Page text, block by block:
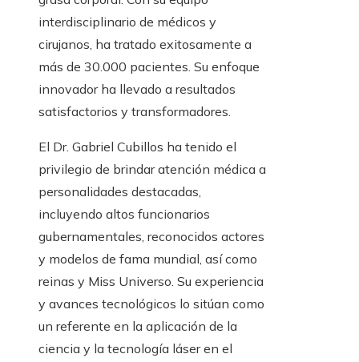
interdisciplinario de médicos y
cirujanos, ha tratado exitosamente a
más de 30.000 pacientes. Su enfoque
innovador ha llevado a resultados
satisfactorios y transformadores.
El Dr. Gabriel Cubillos ha tenido el
privilegio de brindar atención médica a
personalidades destacadas,
incluyendo altos funcionarios
gubernamentales, reconocidos actores
y modelos de fama mundial, así como
reinas y Miss Universo. Su experiencia
y avances tecnológicos lo sitúan como
un referente en la aplicación de la
ciencia y la tecnología láser en el